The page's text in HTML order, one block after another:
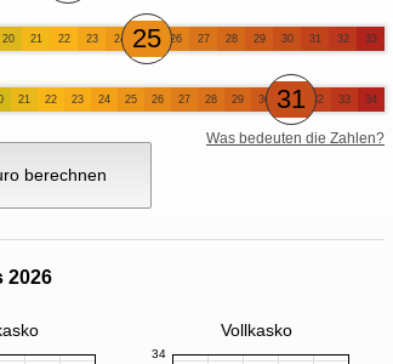
20 21 22 23 24 25 26 27 28 29 30 31 32 33
21 22 23 24 25 26 27 28 29 30 31 32 33 34
berechnen
Was bedeuten die Zahlen?
2026
Vollkasko
34